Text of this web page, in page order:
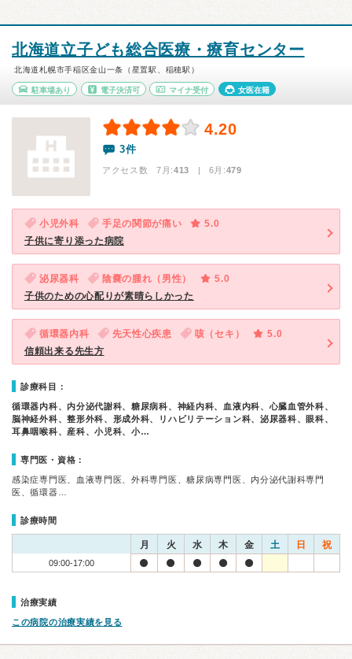
北海道立子ども総合医療・療育センター
北海道札幌市手稲区金山一条（星置駅、稲穂駅）
駐車場あり 電子決済可 マイナ受付 女医在籍
4.20
3件
アクセス数 7月:413 | 6月:479
小児外科 手足の関節が痛い
5.0
子供に寄り添った病院
泌尿器科 陰嚢の腫れ（男性）
5.0
子供のための心配りが素晴らしかった
循環器内科 先天性心疾患 咳（セキ）
5.0
信頼出来る先生方
診療科目：
循環器内科、内分泌代謝科、糖尿病科、神経内科、血液内科、心臓血管外科、
脳神経外科、整形外科、形成外科、リハビリテーション科、泌尿器科、眼科、
耳鼻咽喉科、産科、小児科、小…
専門医・資格：
感染症専門医、血液専門医、外科専門医、糖尿病専門医、内分泌代謝科専門
医、循環器…
診療時間
月 火 水 木 金 土 日 祝
09:00-17:00
治療実績
この病院の治療実績を見る